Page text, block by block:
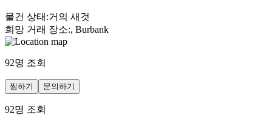
물건 상태 :거의 새것
희망 거래 장소:, Burbank
92명 조회
찜하기 문의하기
92명 조회